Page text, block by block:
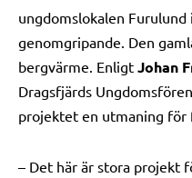
ungdomslokalen
genomgripande. Den
bergvärme. Enligt Johan
Dragsfjärds
projektet en utmaning för
– Det här är stora projekt